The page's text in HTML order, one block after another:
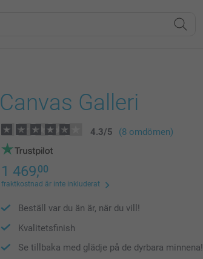
Canvas Galleri
4.3/5 (8 omdömen)
1 469,00
fraktkostnad är inte inkluderat
Beställ var du än är, när du vill!
Kvalitetsfinish
Se tillbaka med glädje på de dyrbara minnena!